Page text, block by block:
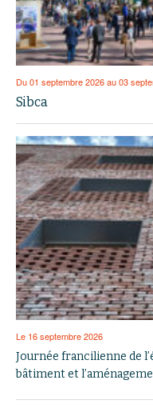
Du 01 septembre 2026 au 03
Sibca
Le 16 septembre 2026
Journée francilienne de
bâtiment et